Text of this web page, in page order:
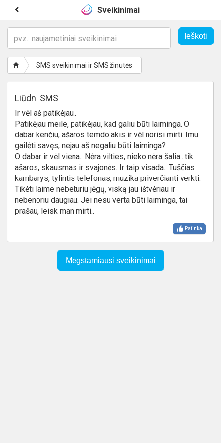
Sveikinimai
SMS sveikinimai ir SMS žinutės
Liūdni SMS
Ir vėl aš patikėjau..
Patikėjau meile, patikėjau, kad galiu būti laiminga. O
dabar kenčiu, ašaros temdo akis ir vėl norisi mirti. Imu
gailėti savęs, nejau aš negaliu būti laiminga?
O dabar ir vėl viena.. Nėra vilties, nieko nėra šalia.. tik
ašaros, skausmas ir svajonės. Ir taip visada.. Tuščias
kambarys, tylintis telefonas, muzika priverčianti verkti.
Tikėti laime nebeturiu jėgų, viską jau ištvėriau ir
nebenoriu daugiau. Jei nesu verta būti laiminga, tai
prašau, leisk man mirti..
Patinka
Mėgstamiausi sveikinimai